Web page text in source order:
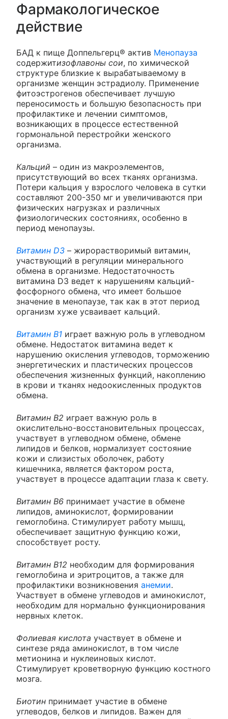
Фармакологическое
действие
БАД к пище Доппельгерц® актив Менопауза
содержитизофлавоны сои, по химической
структуре близкие к вырабатываемому в
организме женщин эстрадиолу. Применение
фитоэстрогенов обеспечивает лучшую
переносимость и большую безопасность при
профилактике и лечении симптомов,
возникающих в процессе естественной
гормональной перестройки женского
организма.
Кальций – один из макроэлементов,
присутствующий во всех тканях организма.
Потери кальция у взрослого человека в сутки
составляют 200-350 мг и увеличиваются при
физических нагрузках и различных
физиологических состояниях, особенно в
период менопаузы.
Витамин D3 – жирорастворимый витамин,
участвующий в регуляции минерального
обмена в организме. Недостаточность
витамина D3 ведет к нарушениям кальций-
фосфорного обмена, что имеет большое
значение в менопаузе, так как в этот период
организм хуже усваивает кальций.
Витамин B1 играет важную роль в углеводном
обмене. Недостаток витамина ведет к
нарушению окисления углеводов, торможению
энергетических и пластических процессов
обеспечения жизненных функций, накоплению
в крови и тканях недоокисленных продуктов
обмена.
Витамин В2 играет важную роль в
окислительно-восстановительных процессах,
участвует в углеводном обмене, обмене
липидов и белков, нормализует состояние
кожи и слизистых оболочек, работу
кишечника, является фактором роста,
участвует в процессе адаптации глаза к свету.
Витамин В6 принимает участие в обмене
липидов, аминокислот, формировании
гемоглобина. Стимулирует работу мышц,
обеспечивает защитную функцию кожи,
способствует росту.
Витамин В12 необходим для формирования
гемоглобина и эритроцитов, а также для
профилактики возникновения анемии.
Участвует в обмене углеводов и аминокислот,
необходим для нормально функционирования
нервных клеток.
Фолиевая кислота участвует в обмене и
синтезе ряда аминокислот, в том числе
метионина и нуклеиновых кислот.
Стимулирует кроветворную функцию костного
мозга.
Биотин принимает участие в обмене
углеводов, белков и липидов. Важен для